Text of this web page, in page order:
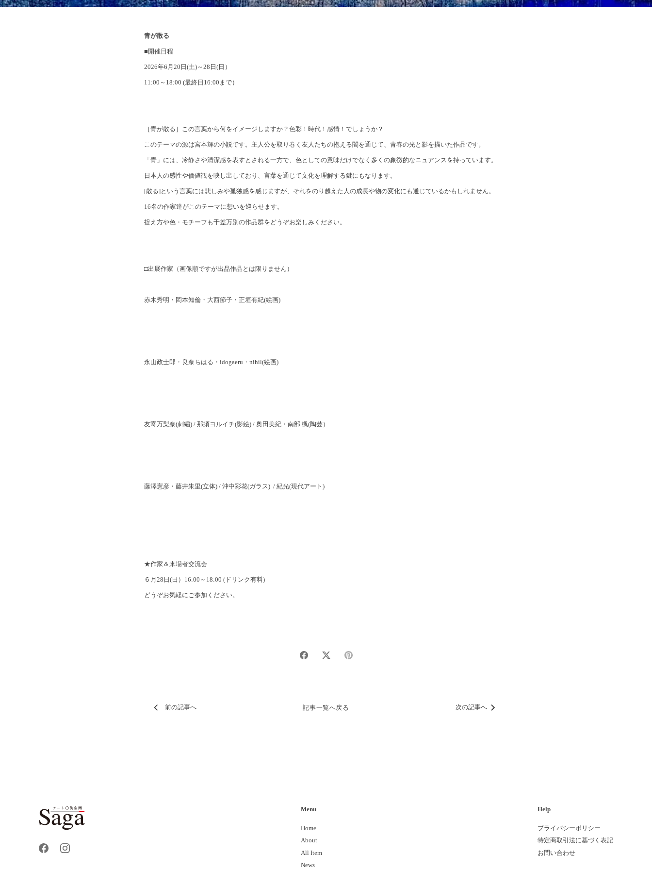
青が散る
■開催日程
2026年6月20日(土)～28日(日）
11:00～18:00 (最終日16:00まで）
［青が散る］この言葉から何をイメージしますか？色彩！時代！感情！でしょうか？
このテーマの源は宮本輝の小説です。主人公を取り巻く友人たちの抱える闇を通じて、青春の光と影を描いた作品です。
「青」には、冷静さや清潔感を表すとされる一方で、色としての意味だけでなく多くの象徴的なニュアンスを持っています。
日本人の感性や価値観を映し出しており、言葉を通じて文化を理解する鍵にもなります。
[散る]という言葉には悲しみや孤独感を感じますが、それをのり越えた人の成長や物の変化にも通じているかもしれません。
16名の作家達がこのテーマに想いを巡らせます。
捉え方や色・モチーフも千差万別の作品群をどうぞお楽しみください。
□出展作家（画像順ですが出品作品とは限りません）
赤木秀明・岡本知倫・大西節子・正垣有紀(絵画)
永山政士郎・良奈ちはる・idogaeru・nihil(絵画)
友寄万梨奈(刺繡) / 那須ヨルイチ(影絵) / 奥田美紀・南部 楓(陶芸）
藤澤憲彦・藤井朱里(立体) / 沖中彩花(ガラス) / 紀光(現代アート)
★作家＆来場者交流会
６月28日(日）16:00～18:00 (ドリンク有料)
どうぞお気軽にご参加ください。
Share
Share
Pin
記事一覧へ戻る
前の記事へ 次の記事へ
Menu
Home
About
All Item
News
Help
プライバシーポリシー
特定商取引法に基づく表記
お問い合わせ